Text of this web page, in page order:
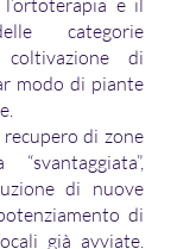
categorie
coltivazione di
modo di piante
di zone
di nuove
di
già avviate.